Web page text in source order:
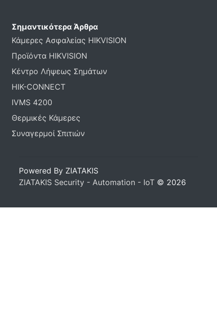
Σημαντικότερα Άρθρα
Κάμερες Ασφαλείας HIKVISION
Προϊόντα HIKVISION
Κέντρο Λήψεως Σημάτων
HIK-CONNECT
IVMS 4200
Θερμικές Κάμερες
Συναγερμοί Σπιτιών
Powered By ZIATAKIS
ZIATAKIS Security - Automation - IoT © 2026